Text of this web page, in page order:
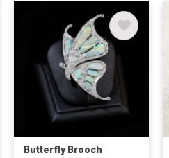
Butterfly Brooch